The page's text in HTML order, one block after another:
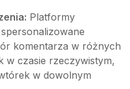
Platformy
komentarza w różnych
w czasie rzeczywistym,
w dowolnym